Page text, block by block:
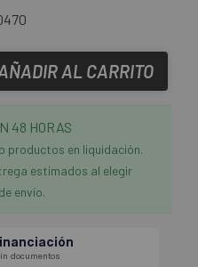
AL CARRITO
48 HORAS
productos en liquidación.
estimados al elegir
envío.